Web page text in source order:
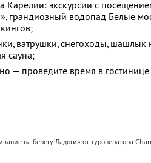
Карелии: экскурсии с
грандиозный водопад Белые
ватрушки, снегоходы, шашлык
сауна;
— проведите время в
на берегу Ладоги» от туроператора